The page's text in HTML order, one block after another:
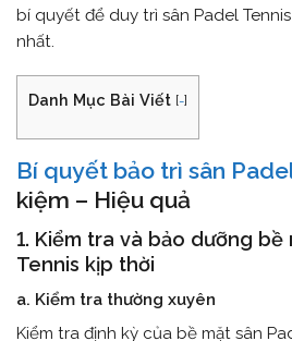
bí quyết để duy trì sân Padel
nhất.
Danh Mục Bài Viết [-]
Bí quyết bảo trì sân
kiệm – Hiệu quả
1. Kiểm tra và bảo dưỡng bề
Tennis kịp thời
a. Kiểm tra thường xuyên
Kiểm tra định kỳ của bề mặt sân